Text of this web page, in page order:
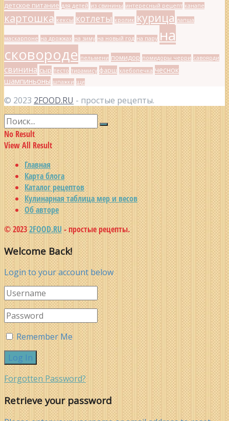
детское питание для детей из свинины интересный рецепт канапе
картошка кексы котлеты кролик курица лапша
маскарпоне на дрожжах на зиму на новый год на пару на
сковороде пельмени помидор помидоры черри савоярди
свинина сыр тесто тирамису фарш хлебопечка чеснок
шампиньоны шпажки щи
© 2023 2FOOD.RU - простые рецепты.
No Result
View All Result
Главная
Карта блога
Каталог рецептов
Кулинарная таблица мер и весов
Об авторе
© 20232FOOD.RU - простые рецепты.
Welcome Back!
Login to your account below
Remember Me
Forgotten Password?
Retrieve your password